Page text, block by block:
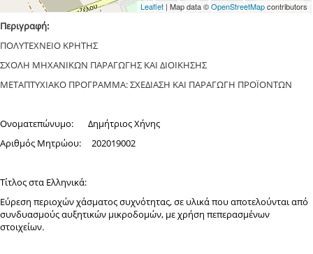
Leaflet| Map data ©OpenStreetMapcontributors
Περιγραφή:
ΠΟΛΥΤΕΧΝΕΙΟ ΚΡΗΤΗΣ
ΣΧΟΛΗ ΜΗΧΑΝΙΚΩΝ ΠΑΡΑΓΩΓΗΣ ΚΑΙ ΔΙΟΙΚΗΣΗΣ
ΜΕΤΑΠΤΥΧΙΑΚΟ ΠΡΟΓΡΑΜΜΑ: ΣΧΕΔΙΑΣΗ ΚΑΙ ΠΑΡΑΓΩΓΗ ΠΡΟΪΟΝΤΩΝ
Ονοματεπώνυμο: Δημήτριος Χήνης
Αριθμός Μητρώου: 202019002
Τίτλος στα Ελληνικά:
Εύρεση περιοχών χάσματος συχνότητας, σε υλικά που αποτελούνται από
συνδυασμούς αυξητικών μικροδομών, με χρήση πεπερασμένων
στοιχείων.